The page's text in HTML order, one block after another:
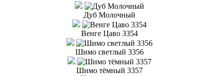
Дуб Молочный
Венге Цаво 3354
Шимо светлый 3356
Шимо тёмный 3357